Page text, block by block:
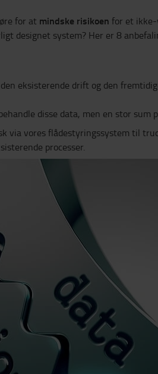
for at mindske risikoen for et ikke-
designet system? Her er 8
eksisterende drift og den
disse data, men en stor sum
via vores flådestyringssystem til
processer.